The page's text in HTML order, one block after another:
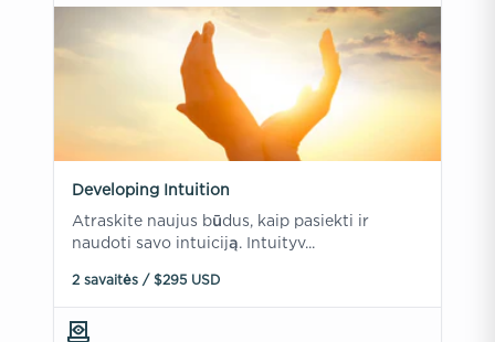
Developing Intuition
Atraskite naujus būdus, kaip pasiekti ir
naudoti savo intuiciją. Intuityv...
2 savaitės / $295 USD